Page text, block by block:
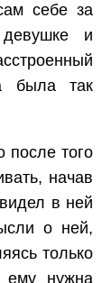
себе за
и
была так
после того
начав
в ней
о ней,
только
ему нужна